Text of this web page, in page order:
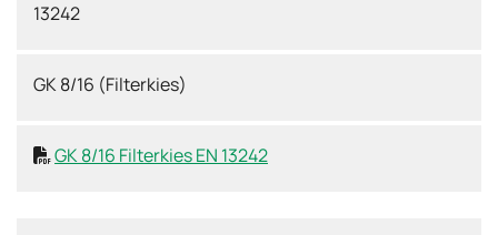
13242
GK 8/16 (Filterkies)
GK 8/16 Filterkies EN 13242